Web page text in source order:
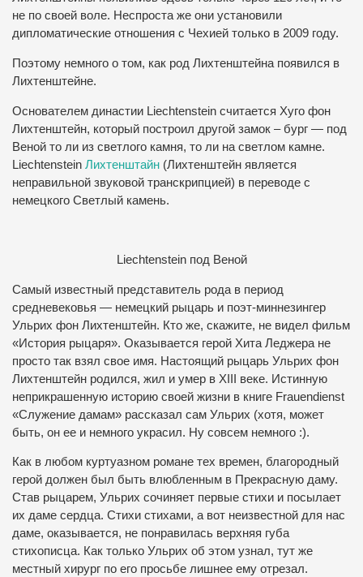
не по своей воле. Неспроста же они установили
дипломатические отношения с Чехией только в 2009 году.
Поэтому немного о том, как род Лихтенштейна появился в
Лихтенштейне.
Основателем династии Liechtenstein считается Хуго фон
Лихтенштейн, который построил другой замок – бург — под
Веной то ли из светлого камня, то ли на светлом камне.
Liechtenstein Лихтенштайн (Лихтенштейн является
неправильной звуковой транскрипцией) в переводе с
немецкого Светлый камень.
Liechtenstein под Веной
Самый известный представитель рода в период
средневековья — немецкий рыцарь и поэт-миннезингер
Ульрих фон Лихтенштейн. Кто же, скажите, не видел фильм
«История рыцаря». Оказывается герой Хита Леджера не
просто так взял свое имя. Настоящий рыцарь Ульрих фон
Лихтенштейн родился, жил и умер в ХIII веке. Истинную
неприкрашенную историю своей жизни в книге Frauendienst
«Служение дамам» рассказал сам Ульрих (хотя, может
быть, он ее и немного украсил. Ну совсем немного :).
Как в любом куртуазном романе тех времен, благородный
герой должен был быть влюбленным в Прекрасную даму.
Став рыцарем, Ульрих сочиняет первые стихи и посылает
их даме сердца. Стихи стихами, а вот неизвестной для нас
даме, оказывается, не понравилась верхняя губа
стихописца. Как только Ульрих об этом узнал, тут же
местный хирург по его просьбе лишнее ему отрезал.